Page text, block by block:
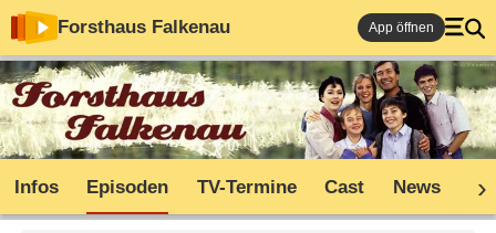
Forsthaus Falkenau App öffnen
Infos Episoden TV-Termine Cast News